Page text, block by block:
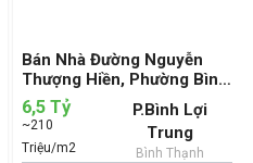
Bán Nhà Đường Nguyễn
Thượng Hiền, Phường Bình
Lợi Trung, Quận Bình
Thạnh (cũ)
6,5 Tỷ
~210
Triệu/m2
P.Bình Lợi
Trung
Bình Thạnh